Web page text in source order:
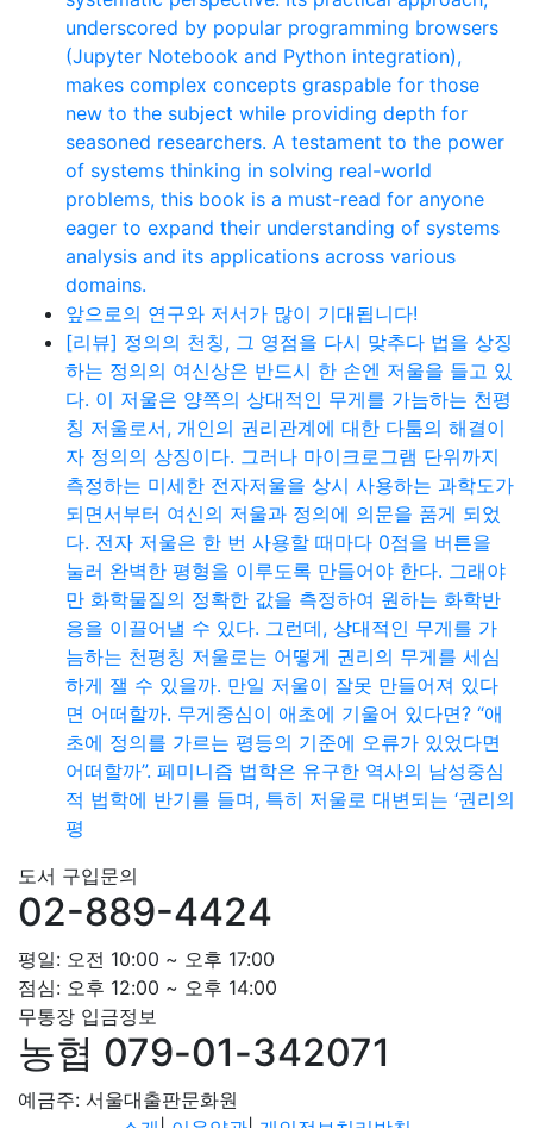
underscored by popular programming browsers
(Jupyter Notebook and Python integration),
makes complex concepts graspable for those
new to the subject while providing depth for
seasoned researchers. A testament to the power
of systems thinking in solving real-world
problems, this book is a must-read for anyone
eager to expand their understanding of systems
analysis and its applications across various
domains.
앞으로의 연구와 저서가 많이 기대됩니다!
[리뷰] 정의의 천칭, 그 영점을 다시 맞추다 법을 상징
하는 정의의 여신상은 반드시 한 손엔 저울을 들고 있
다. 이 저울은 양쪽의 상대적인 무게를 가늠하는 천평
칭 저울로서, 개인의 권리관계에 대한 다툼의 해결이
자 정의의 상징이다. 그러나 마이크로그램 단위까지
측정하는 미세한 전자저울을 상시 사용하는 과학도가
되면서부터 여신의 저울과 정의에 의문을 품게 되었
다. 전자 저울은 한 번 사용할 때마다 0점을 버튼을
눌러 완벽한 평형을 이루도록 만들어야 한다. 그래야
만 화학물질의 정확한 값을 측정하여 원하는 화학반
응을 이끌어낼 수 있다. 그런데, 상대적인 무게를 가
늠하는 천평칭 저울로는 어떻게 권리의 무게를 세심
하게 잴 수 있을까. 만일 저울이 잘못 만들어져 있다
면 어떠할까. 무게중심이 애초에 기울어 있다면? “애
초에 정의를 가르는 평등의 기준에 오류가 있었다면
어떠할까”. 페미니즘 법학은 유구한 역사의 남성중심
적 법학에 반기를 들며, 특히 저울로 대변되는 ‘권리의
평
도서 구입문의
02-889-4424
평일: 오전 10:00 ~ 오후 17:00
점심: 오후 12:00 ~ 오후 14:00
무통장 입금정보
농협 079-01-342071
예금주: 서울대출판문화원